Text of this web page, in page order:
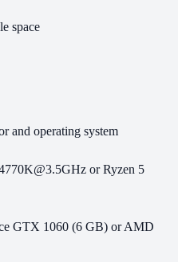
space
and operating system
or Ryzen 5
GTX 1060 (6 GB) or AMD